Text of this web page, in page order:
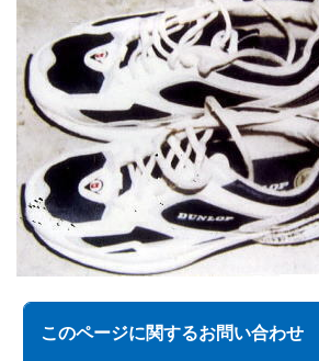
このページに関するお問い合わせ